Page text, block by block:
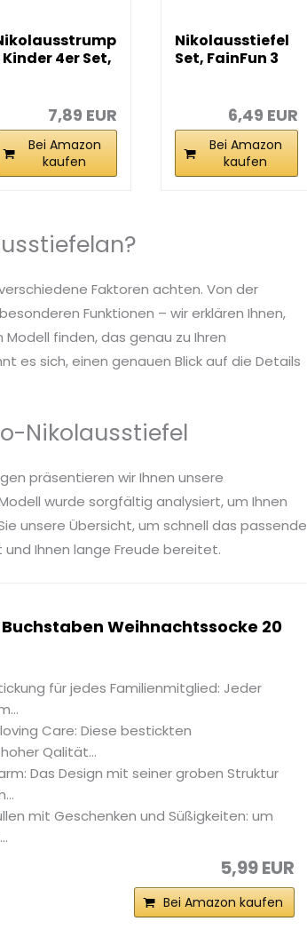
Kinder 4er Set,
7,89 EUR
Bei Amazon
kaufen
Nikolausstiefel
Set, FainFun 3
6,49 EUR
Bei Amazon
kaufen
Faktoren achten. Von der
Funktionen – wir erklären Ihnen,
finden, das genau zu Ihren
es sich, einen genauen Blick auf die Details
Nikolausstiefel
präsentieren wir Ihnen unsere
wurde sorgfältig analysiert, um Ihnen
unsere Übersicht, um schnell das passende
Ihnen lange Freude bereitet.
Weihnachtssocke 20
für jedes Familienmitglied: Jeder
Care: Diese bestickten
Qalität...
Das Design mit seiner groben Struktur
mit Geschenken und Süßigkeiten: um
5,99 EUR
Bei Amazon kaufen